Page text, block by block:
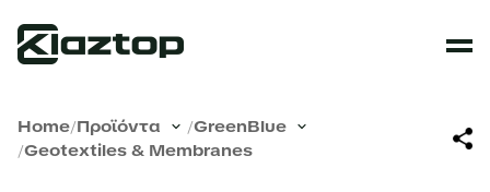
Home/Προϊόντα /GreenBlue
/Geotextiles & Membranes